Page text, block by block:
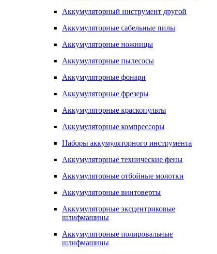
Аккумуляторный инструмент другой
Аккумуляторные сабельные пилы
Аккумуляторные ножницы
Аккумуляторные пылесосы
Аккумуляторные фонари
Аккумуляторные фрезеры
Аккумуляторные краскопульты
Аккумуляторные компрессоры
Наборы аккумуляторного инструмента
Аккумуляторные технические фены
Аккумуляторные отбойные молотки
Аккумуляторные винтоверты
Аккумуляторные эксцентриковые
шлифмашины
Аккумуляторные полировальные
шлифмашины